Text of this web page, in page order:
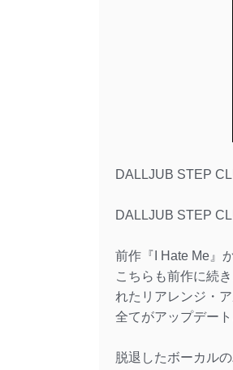
DALLJUB STEP
DALLJUB STEP
前作『I Hate Me』
こちらも前作に続
れたリアレンジ・
全てがアップデート
脱退したボーカル